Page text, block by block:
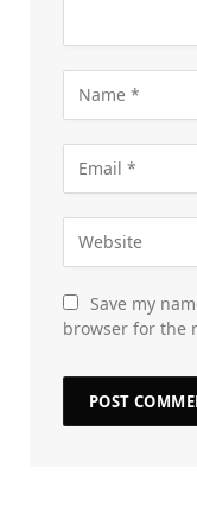
Save my
browser for the